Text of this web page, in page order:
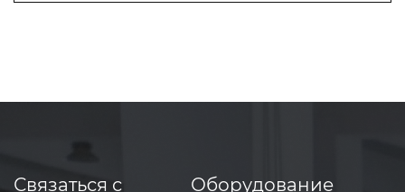
Связаться с
Оборудование